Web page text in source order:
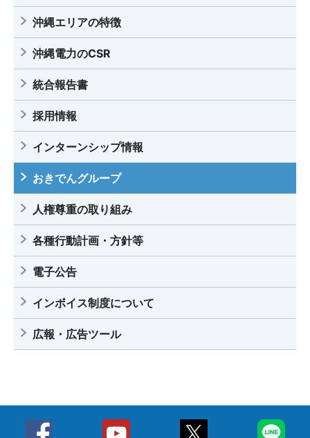
沖縄エリアの特徴
沖縄電力のCSR
統合報告書
採用情報
インターンシップ情報
おきでんグループ
人権尊重の取り組み
各種行動計画・方針等
電子公告
インボイス制度について
広報・広告ツール